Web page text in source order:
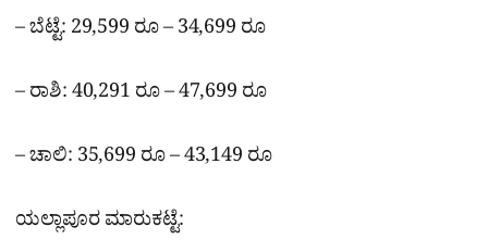
– ಬೆಟ್ಟೆ: 29,599 ರೂ – 34,699 ರೂ
– ರಾಶಿ: 40,291 ರೂ – 47,699 ರೂ
– ಚಾಲಿ: 35,699 ರೂ – 43,149 ರೂ
ಯಲ್ಲಾಪೂರ ಮಾರುಕಟ್ಟೆ: